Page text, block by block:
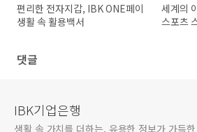
편리한 전자지갑, IBK ONE페이
생활 속 활용백서
세계의
스포츠
댓글
IBK기업은행
생활 속 가치를 더하는, 유용한 정보가 가득